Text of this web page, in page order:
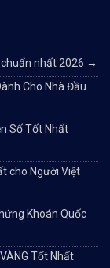
nhất 2026 →
Cho Nhà Đầu
Số Tốt Nhất
cho Người Việt
Khoán Quốc
Tốt Nhất